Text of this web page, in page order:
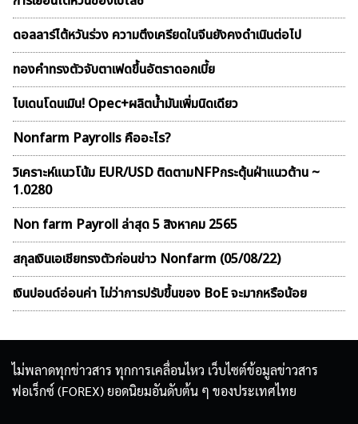
ดอลลาร์ไต้หวันร่วง ความตึงเครียดในจีนยังคงดำเนินต่อไป
ทองคำทรงตัวจับตาเฟดขึ้นอัตราดอกเบี้ย
ไบเดนโดนเมิน! Opec+ผลิตน้ำมันเพิ่มนิดเดียว
Nonfarm Payrolls คืออะไร?
วิเคราะห์แนวโน้ม EUR/USD ติดตามNFPกระตุ้นฝ่าแนวต้าน ~
1.0280
Non farm Payroll ล่าสุด 5 สิงหาคม 2565
สกุลเงินเอเชียทรงตัวก่อนข่าว Nonfarm (05/08/22)
เงินปอนด์อ่อนค่า ไม่ว่าการปรับขึ้นของ BoE จะมากหรือน้อย
ไม่พลาดทุกข่าวสาร ทุกการเคลื่อนไหว เว็บไซต์ข้อมูลข่าวสาร
ฟอเร็กซ์ (FOREX) ยอดนิยมอันดับต้น ๆ ของประเทศไทย